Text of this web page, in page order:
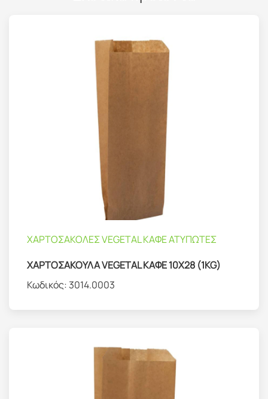
ΧΑΡΤΟΣΑΚΟΛΕΣ VEGETAL ΚΑΦΕ ΑΤΥΠΩΤΕΣ
ΧΑΡΤΟΣΑΚΟΥΛΑ VEGETAL ΚΑΦΕ 10Χ28 (1KG)
Κωδικός: 3014.0003